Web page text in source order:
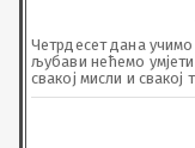
Четрдесет дана
љубави нећемо
свакој мисли и
него што ријечима